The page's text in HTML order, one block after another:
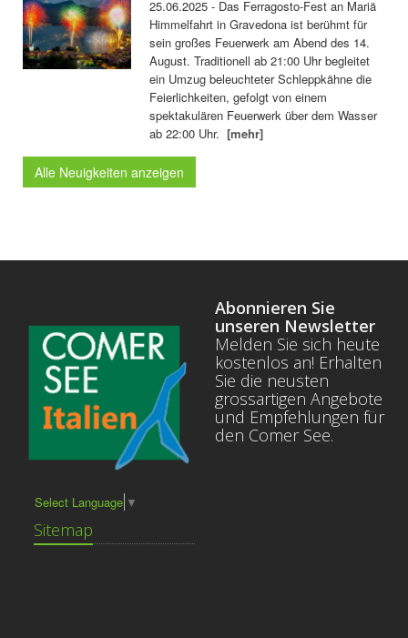
25.06.2025 - Das Ferragosto-Fest an Mariä
Himmelfahrt in Gravedona ist berühmt für
sein großes Feuerwerk am Abend des 14.
August. Traditionell ab 21:00 Uhr begleitet
ein Umzug beleuchteter Schleppkähne die
Feierlichkeiten, gefolgt von einem
spektakulären Feuerwerk über dem Wasser
ab 22:00 Uhr.[mehr]
Alle Neuigkeiten anzeigen
Select Language ▼
Sitemap
Abonnieren Sie
unseren Newsletter
Melden Sie sich heute
kostenlos an! Erhalten
Sie die neusten
grossartigen Angebote
und Empfehlungen für
den Comer See.